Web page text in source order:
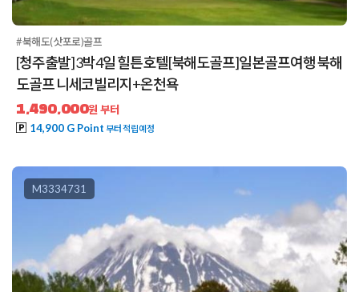
#북해도(삿포로)골프
[청주출발] 3박4일 힐튼호텔[북해도골프]일본골프여행 북해
도골프 니세코빌리지+온천욕
1,490,000원 부터
14,900 G Point 부터 적립예정
M3334731